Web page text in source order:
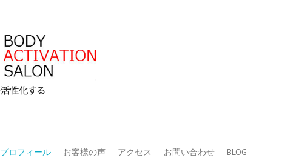
プロフィール お客様の声 アクセス お問い合わせ BLOG